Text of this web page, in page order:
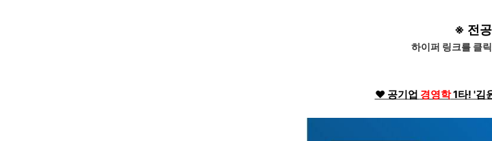
※ 전
하이퍼 링크를 클
❤ 공기업 경영학1타! '김